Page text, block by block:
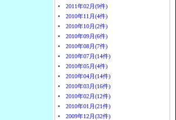
2011年02月(9件)
2010年11月(4件)
2010年10月(2件)
2010年09月(6件)
2010年08月(7件)
2010年07月(14件)
2010年05月(4件)
2010年04月(14件)
2010年03月(16件)
2010年02月(12件)
2010年01月(21件)
2009年12月(32件)